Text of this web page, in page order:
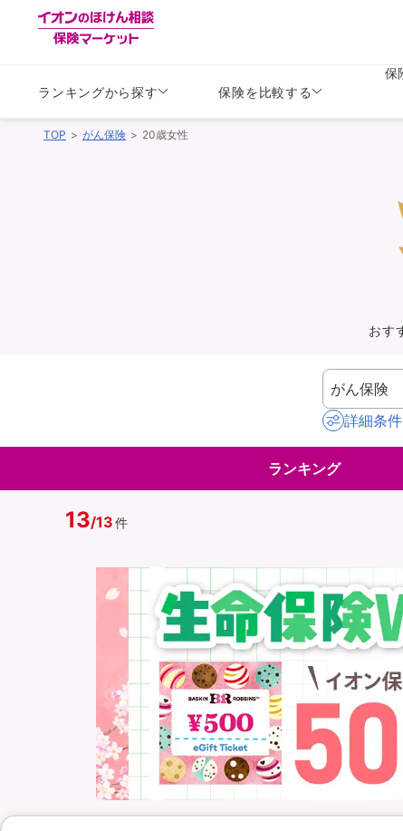
ランキングから探す
バイク保険
ペット保険
スマホ保険
イオンカード会員さ
専用保険（損害保険
保険を比較する
保
TOP がん保険 20歳女性
おす
詳細条
ランキング
13/13件